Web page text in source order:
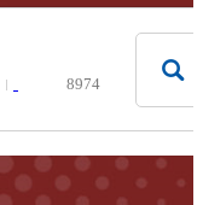
8974